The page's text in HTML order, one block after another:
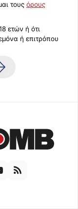
τους όρους
ετών ή ότι
ή επιτρόπου